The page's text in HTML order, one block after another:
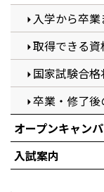
入学から卒業
取得できる
国家試験合格
卒業・修了
オープンキャン
入試案内